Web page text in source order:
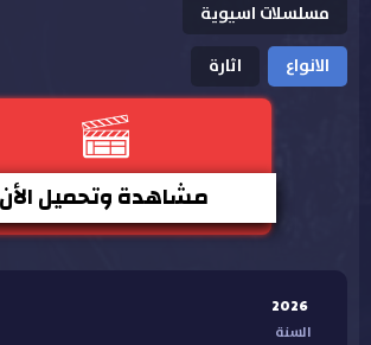
مسلسلات اسيوية
الانواع
اثارة
مشاهدة وتحميل الأن
2026
السنة